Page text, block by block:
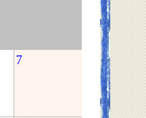
7